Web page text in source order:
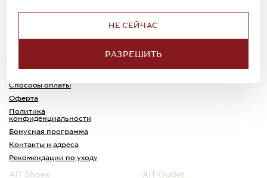
НЕ СЕЙЧАС
РАЗРЕШИТЬ
© 2023. AIT Shoes
Все права защищены
Доставка
Способы оплаты
Оферта
Политика
конфиденциальности
Обмен и возврат
Каспи-Ред
Бонусная программа
Контакты и адреса
Рекомендации по уходу
AIT Shoes AIT Outlet